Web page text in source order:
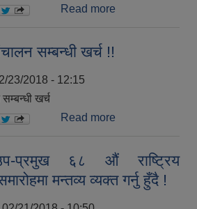
Read more
सम्बन्धी खर्च !!
23/2018 - 12:15
खर्च
Read more
प्रमुख ६८ औं राष्ट्रिय
मन्तव्य व्यक्त गर्नु हुँदै !